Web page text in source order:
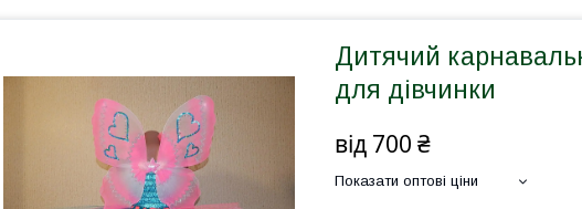
Дитячий
для дівчинки
від 700 ₴
Показати оптові ціни